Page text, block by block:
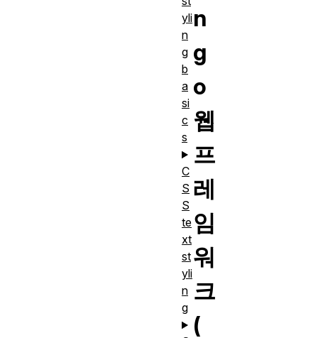
n
g
o
웹
프
레
임
워
크
(
yli
n
g
b
a
si
c
s
C
S
S
te
xt
st
yli
n
g